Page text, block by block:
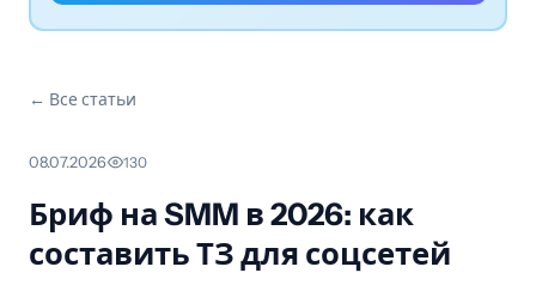
← Все статьи
08.07.2026· 130
Бриф на SMM в 2026: как
составить ТЗ для соцсетей